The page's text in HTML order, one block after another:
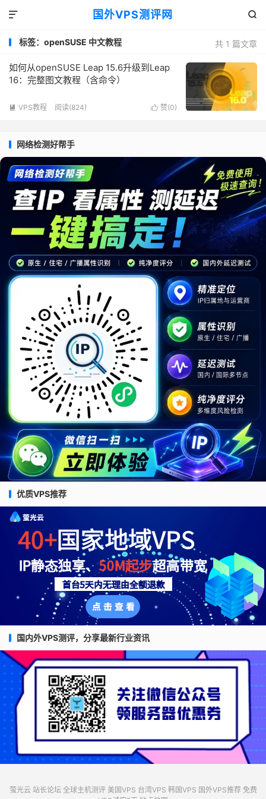
国外VPS测评网 

共 1 篇文章
标签：openSUSE 中文教程
如何从openSUSE Leap 15.6升级到Leap
16：完整图文教程（含命令）
 赞(0)
 VPS教程 阅读(824)
网络检测好帮手
优质VPS推荐
国内外VPS测评，分享最新行业资讯
萤光云 站长论坛 全球主机测评 美国VPS 台湾VPS 韩国VPS 国外VPS推荐 免费